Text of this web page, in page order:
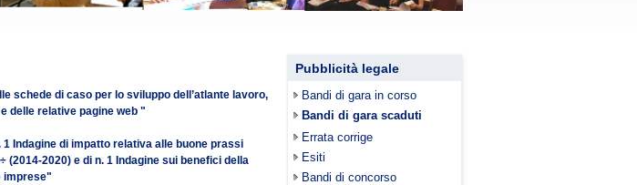
Pubblicità legale
Bandi di gara in corso
Bandi di gara scaduti
Errata corrige
Esiti
Bandi di concorso
schede di caso per lo sviluppo dell’atlante lavoro,
delle relative pagine web "
Indagine di impatto relativa alle buone prassi
2020) e di n. 1 Indagine sui benefici della
imprese"